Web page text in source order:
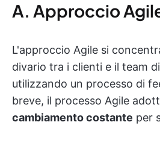
A. Approccio
L'approccio Agile si
divario tra i clienti e il team
utilizzando un processo di
breve, il processo Agile
cambiamento costante per